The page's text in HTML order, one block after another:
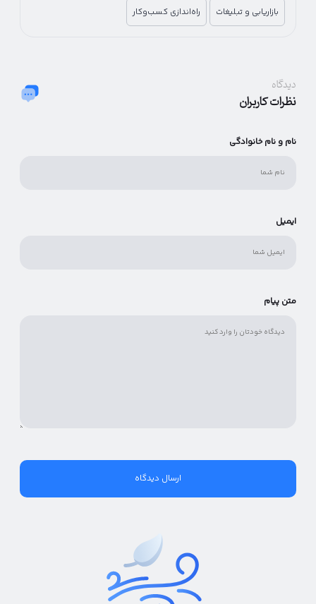
ارتباط با مشتریان خواهد بود.
بازاریابی و تبلیغات راه‌اندازی کسب‌وکار
دیدگاه
نظرات کاربران
نام و نام خانوادگی
ایمیل
متن پیام